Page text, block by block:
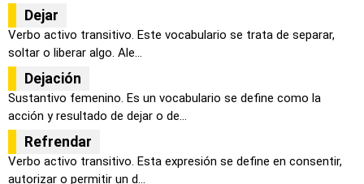
Dejar
Verbo activo transitivo. Este vocabulario se trata de separar,
soltar o liberar algo. Ale...
Dejación
Sustantivo femenino. Es un vocabulario se define como la
acción y resultado de dejar o de...
Refrendar
Verbo activo transitivo. Esta expresión se define en consentir,
autorizar o permitir un d...